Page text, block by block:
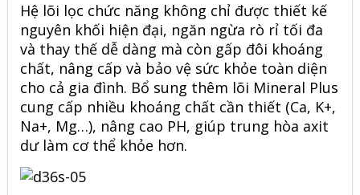
Hệ lõi lọc chức năng không chỉ được thiết kế
nguyên khối hiện đại, ngăn ngừa rò rỉ tối đa
và thay thế dễ dàng mà còn gấp đôi khoáng
chất, nâng cấp và bảo vệ sức khỏe toàn diện
cho cả gia đình. Bổ sung thêm lõi Mineral Plus
cung cấp nhiều khoáng chất cần thiết (Ca, K+,
Na+, Mg…), nâng cao PH, giúp trung hòa axit
dư làm cơ thể khỏe hơn.